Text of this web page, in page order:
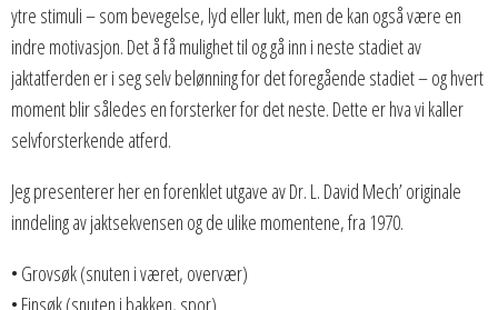
ytre stimuli – som bevegelse, lyd eller lukt, men de kan også være en
indre motivasjon. Det å få mulighet til og gå inn i neste stadiet av
jaktatferden er i seg selv belønning for det foregående stadiet – og hvert
moment blir således en forsterker for det neste. Dette er hva vi kaller
selvforsterkende atferd.
Jeg presenterer her en forenklet utgave av Dr. L. David Mech’ originale
inndeling av jaktsekvensen og de ulike momentene, fra 1970.
• Grovsøk (snuten i været, overvær)
• Finsøk (snuten i bakken, spor)